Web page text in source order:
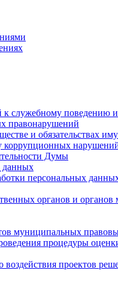
служебному поведению
правонарушений
и обязательствах
коррупционных
Думы
данных
персональных
органов и
муниципальных
процедуры
воздействия проектов